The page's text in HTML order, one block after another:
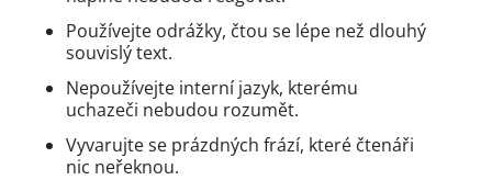
Používejte odrážky, čtou se lépe než dlouhý
souvislý text.
Nepoužívejte interní jazyk, kterému
uchazeči nebudou rozumět.
Vyvarujte se prázdných frází, které čtenáři
nic neřeknou.